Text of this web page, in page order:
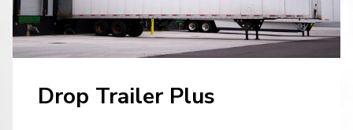
Drop Trailer Plus